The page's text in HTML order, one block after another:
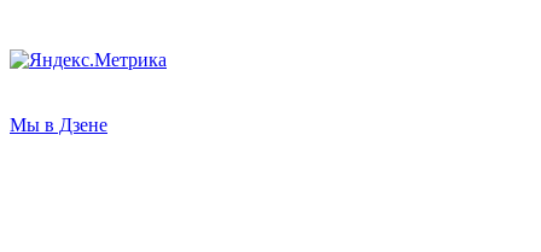
Мы в Дзене